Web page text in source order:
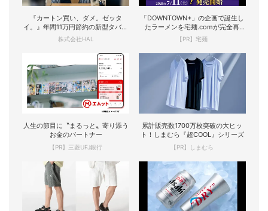
『カートン買い、ダメ。ゼッタ
イ。』年間11万円節約の新型タバコ
が爆売れ
株式会社HAL
「DOWNTOWN+」の企画で誕生し
たラーメンを宅麺.comが完全再
現！
【PR】宅麺
人生の節目に〝まるっと〟寄り添う
お金のパートナー
【PR】三菱UFJ銀行
累計販売数1700万枚突破の大ヒッ
ト！しまむら『超COOL』シリーズ
【PR】しまむら